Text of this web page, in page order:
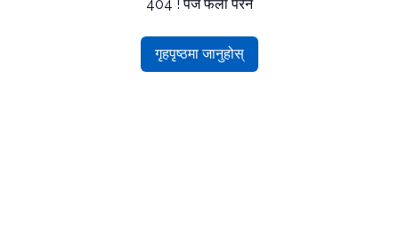
404 ! पेज फेला परेन
गृहपृष्ठमा जानुहोस्